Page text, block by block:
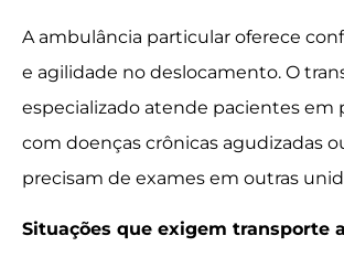
A ambulância particular oferece
e agilidade no deslocamento. O
especializado atende pacientes em
com doenças crônicas agudizadas
precisam de exames em outras
Situações que exigem transporte